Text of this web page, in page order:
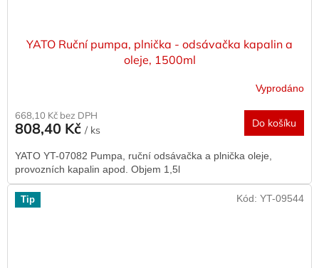
YATO Ruční pumpa, plnička - odsávačka kapalin a
oleje, 1500ml
Vyprodáno
668,10 Kč bez DPH
808,40 Kč / ks
Do košíku
YATO YT-07082 Pumpa, ruční odsávačka a plnička oleje,
provozních kapalin apod. Objem 1,5l
Tip Kód: YT-09544